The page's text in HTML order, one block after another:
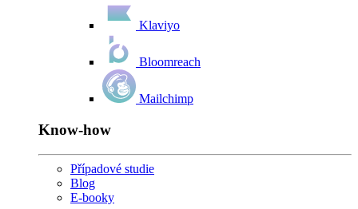
Klaviyo
Bloomreach
Mailchimp
Know-how
Případové studie
Blog
E-booky